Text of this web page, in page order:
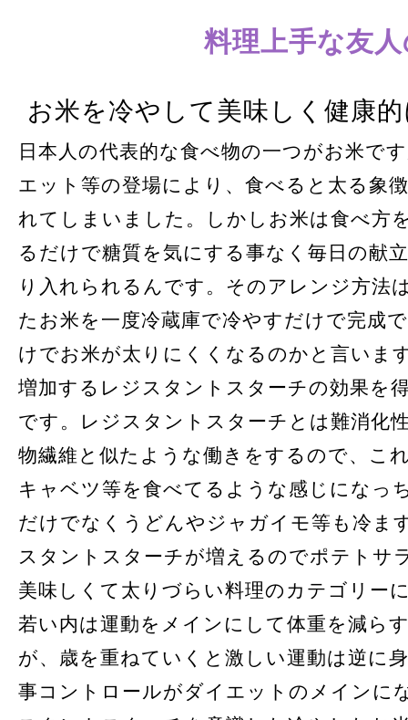
料理上手な友
お米を冷やして美味しく健康
日本人の代表的な食べ物の一つがお米で
エット等の登場により、食べると太る象
れてしまいました。しかしお米は食べ方
るだけで糖質を気にする事なく毎日の献
り入れられるんです。そのアレンジ方法
たお米を一度冷蔵庫で冷やすだけで完成
けでお米が太りにくくなるのかと言いま
増加するレジスタントスターチの効果を
です。レジスタントスターチとは難消化
物繊維と似たような働きをするので、こ
キャベツ等を食べてるような感じになっ
だけでなくうどんやジャガイモ等も冷ま
スタントスターチが増えるのでポテトサ
美味しくて太りづらい料理のカテゴリー
若い内は運動をメインにして体重を減ら
が、歳を重ねていくと激しい運動は逆に
事コントロールがダイエットのメインに